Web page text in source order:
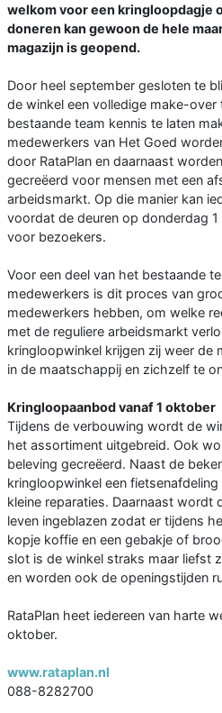
welkom voor een kringloopdagje
doneren kan gewoon de hele
magazijn is geopend.
Door heel september gesloten te
de winkel een volledige make-over
bestaande team kennis te laten
medewerkers van Het Goed
door RataPlan en daarnaast
gecreëerd voor mensen met een
arbeidsmarkt. Op die manier kan
voordat de deuren op donderdag
voor bezoekers.
Voor een deel van het bestaande
medewerkers is dit proces van
medewerkers hebben, om welke
met de reguliere arbeidsmarkt
kringloopwinkel krijgen zij weer de
in de maatschappij en zichzelf te
Kringloopaanbod vanaf 1 oktober
Tijdens de verbouwing wordt de
het assortiment uitgebreid. Ook
beleving gecreëerd. Naast de
kringloopwinkel een
kleine reparaties. Daarnaast wordt
leven ingeblazen zodat er tijdens
kopje koffie en een gebakje of
slot is de winkel straks maar liefst
en worden ook de openingstijden
RataPlan heet iedereen van harte
oktober.
www.rataplan.nl
088-8282700